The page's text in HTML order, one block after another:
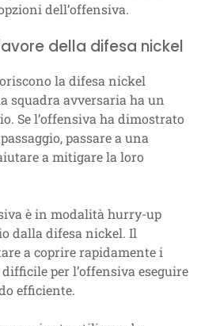
dell’offensiva.
della difesa nickel
la difesa nickel
squadra avversaria ha un
Se l’offensiva ha dimostrato
passare a una
a mitigare la loro
è in modalità hurry-up
dalla difesa nickel. Il
a coprire rapidamente i
per l’offensiva eseguire
efficiente.